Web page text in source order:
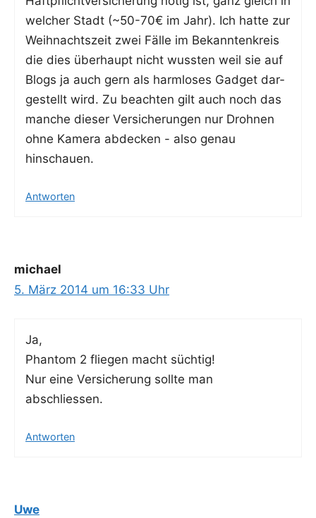
wel­cher Stadt (~50-70€ im Jahr). Ich hat­te zur
Weih­nachts­zeit zwei Fäl­le im Bekann­ten­kreis
die dies über­haupt nicht wuss­ten weil sie auf
Blogs ja auch gern als harm­lo­ses Gad­get dar­
ge­stellt wird. Zu beach­ten gilt auch noch das
man­che die­ser Ver­si­che­run­gen nur Droh­nen
ohne Kame­ra abde­cken - also genau
hinschauen.
Antworten
michael
5. März 2014 um 16:33 Uhr
Ja,
Phan­tom 2 flie­gen macht süchtig!
Nur eine Ver­si­che­rung soll­te man
abschliessen.
Antworten
Uwe